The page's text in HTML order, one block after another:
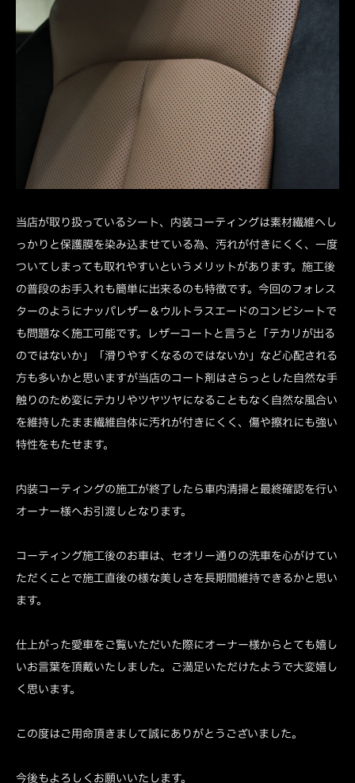
当店が取り扱っているシート、内装コーティングは素材繊維へし
っかりと保護膜を染み込ませている為、汚れが付きにくく、一度
ついてしまっても取れやすいというメリットがあります。施工後
の普段のお手入れも簡単に出来るのも特徴です。今回のフォレス
ターのようにナッパレザー＆ウルトラスエードのコンビシートで
も問題なく施工可能です。レザーコートと言うと「テカリが出る
のではないか」「滑りやすくなるのではないか」など心配される
方も多いかと思いますが当店のコート剤はさらっとした自然な手
触りのため変にテカリやツヤツヤになることもなく自然な風合い
を維持したまま繊維自体に汚れが付きにくく、傷や擦れにも強い
特性をもたせます。
内装コーティングの施工が終了したら車内清掃と最終確認を行い
オーナー様へお引渡しとなります。
コーティング施工後のお車は、セオリー通りの洗車を心がけてい
ただくことで施工直後の様な美しさを長期間維持できるかと思い
ます。
仕上がった愛車をご覧いただいた際にオーナー様からとても嬉し
いお言葉を頂戴いたしました。ご満足いただけたようで大変嬉し
く思います。
この度はご用命頂きまして誠にありがとうございました。
今後もよろしくお願いいたします。